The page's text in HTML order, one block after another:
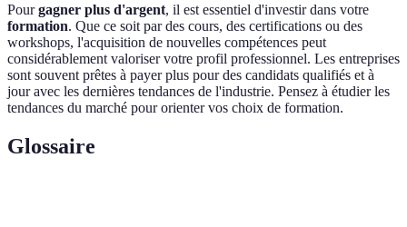
Pourgagner plus d'argent, il est essentiel d'investir dans votre
formation. Que ce soit par des cours, des certifications ou des
workshops, l'acquisition de nouvelles compétences peut
considérablement valoriser votre profil professionnel. Les entreprises
sont souvent prêtes à payer plus pour des candidats qualifiés et à
jour avec les dernières tendances de l'industrie. Pensez à étudier les
tendances du marché pour orienter vos choix de formation.
Glossaire